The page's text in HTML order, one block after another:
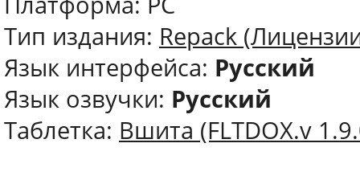
Тип издания: Repack
Язык интерфейса: Русский
Язык озвучки: Русский
Таблетка: Вшита (FLTDOX.v